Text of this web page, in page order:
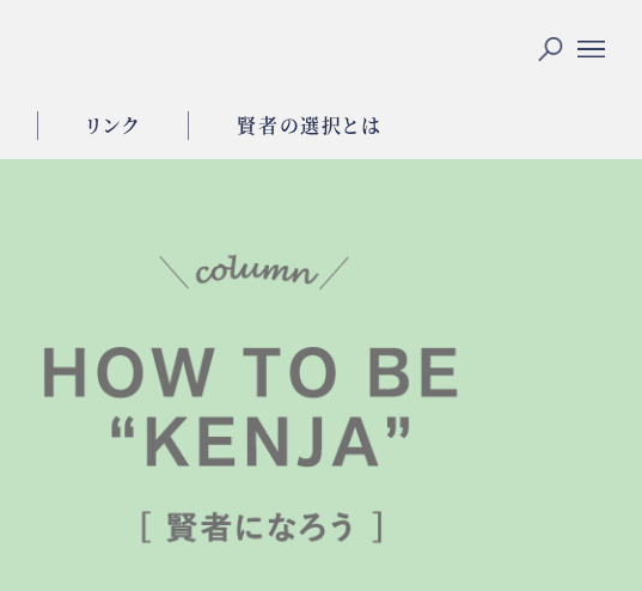
リンク 賢者の選択とは